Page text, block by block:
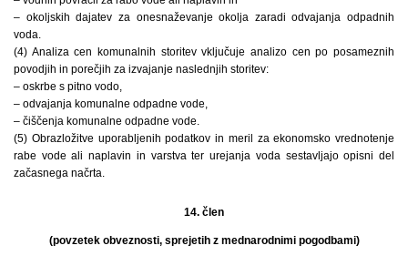
– okoljskih dajatev za onesnaževanje okolja zaradi odvajanja odpadnih
voda.
(4) Analiza cen komunalnih storitev vključuje analizo cen po posameznih
povodjih in porečjih za izvajanje naslednjih storitev:
– oskrbe s pitno vodo,
– odvajanja komunalne odpadne vode,
– čiščenja komunalne odpadne vode.
(5) Obrazložitve uporabljenih podatkov in meril za ekonomsko vrednotenje
rabe vode ali naplavin in varstva ter urejanja voda sestavljajo opisni del
začasnega načrta.
14. člen
(povzetek obveznosti, sprejetih z mednarodnimi pogodbami)